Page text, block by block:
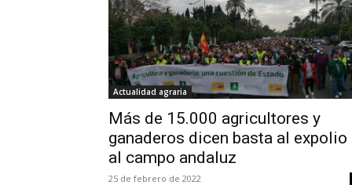
Actualidad agraria
Más de 15.000 agricultores y
ganaderos dicen basta al expolio
al campo andaluz
25 de febrero de 2022